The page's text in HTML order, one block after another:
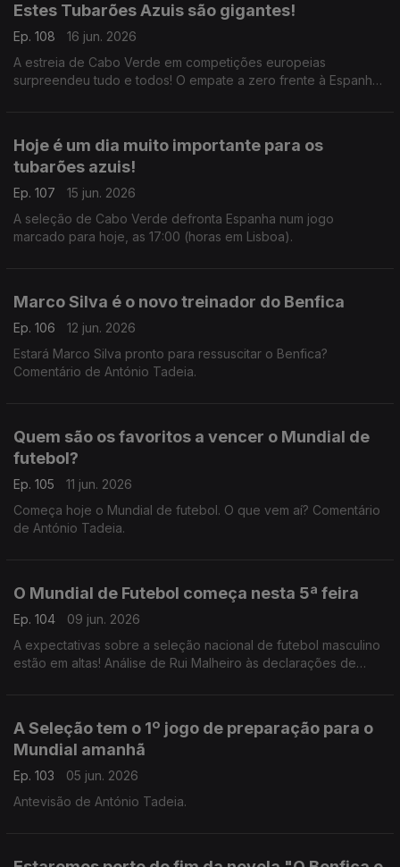
Estes Tubarões Azuis são gigantes!
Ep. 108
16 jun. 2026
A estreia de Cabo Verde em competições europeias
surpreendeu tudo e todos! O empate a zero frente à Espanha,
Hoje é um dia muito importante para os
tubarões azuis!
Ep. 107
15 jun. 2026
A seleção de Cabo Verde defronta Espanha num jogo
marcado para hoje, as 17:00 (horas em Lisboa).
Marco Silva é o novo treinador do Benfica
Ep. 106
12 jun. 2026
Estará Marco Silva pronto para ressuscitar o Benfica?
Comentário de António Tadeia.
Quem são os favoritos a vencer o Mundial de
futebol?
Ep. 105
11 jun. 2026
Começa hoje o Mundial de futebol. O que vem aí? Comentário
de António Tadeia.
O Mundial de Futebol começa nesta 5ª feira
Ep. 104
09 jun. 2026
A expectativas sobre a seleção nacional de futebol masculino
estão em altas! Análise de Rui Malheiro às declarações de
A Seleção tem o 1º jogo de preparação para o
Mundial amanhã
Ep. 103
05 jun. 2026
Antevisão de António Tadeia.